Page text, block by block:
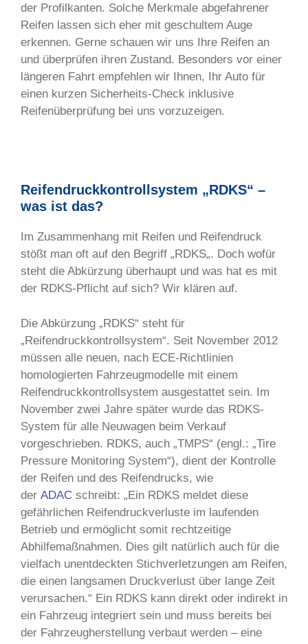
der Profilkanten. Solche Merkmale abgefahrener
Reifen lassen sich eher mit geschultem Auge
erkennen. Gerne schauen wir uns Ihre Reifen an
und überprüfen ihren Zustand. Besonders vor einer
längeren Fahrt empfehlen wir Ihnen, Ihr Auto für
einen kurzen Sicherheits-Check inklusive
Reifenüberprüfung bei uns vorzuzeigen.
Reifendruckkontrollsystem „RDKS“ –
was ist das?
Im Zusammenhang mit Reifen und Reifendruck
stößt man oft auf den Begriff „RDKS„. Doch wofür
steht die Abkürzung überhaupt und was hat es mit
der RDKS-Pflicht auf sich? Wir klären auf.
Die Abkürzung „RDKS“ steht für
„Reifendruckkontrollsystem“. Seit November 2012
müssen alle neuen, nach ECE-Richtlinien
homologierten Fahrzeugmodelle mit einem
Reifendruckkontrollsystem ausgestattet sein. Im
November zwei Jahre später wurde das RDKS-
System für alle Neuwagen beim Verkauf
vorgeschrieben. RDKS, auch „TMPS“ (engl.: „Tire
Pressure Monitoring System“), dient der Kontrolle
der Reifen und des Reifendrucks, wie
der ADAC schreibt: „Ein RDKS meldet diese
gefährlichen Reifendruckverluste im laufenden
Betrieb und ermöglicht somit rechtzeitige
Abhilfemaßnahmen. Dies gilt natürlich auch für die
vielfach unentdeckten Stichverletzungen am Reifen,
die einen langsamen Druckverlust über lange Zeit
verursachen.“ Ein RDKS kann direkt oder indirekt in
ein Fahrzeug integriert sein und muss bereits bei
der Fahrzeugherstellung verbaut werden – eine